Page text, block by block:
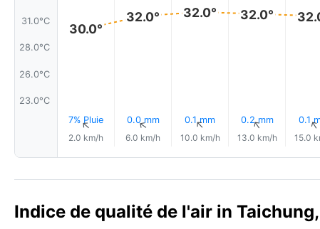
31.0°C
28.0°C
26.0°C
23.0°C
30.0°
7% Pluie
↑
2.0 km/h
32.0°
0.0 mm
↑
6.0 km/h
32.0°
0.1 mm
↑
10.0 km/h
32.0°
0.2 mm
↑
13.0 km/h
0.1
15.0
Indice de qualité de l'air in